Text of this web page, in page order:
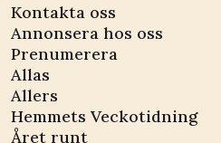
Kontakta oss
Annonsera hos oss
Prenumerera
Allas
Allers
Hemmets Veckotidning
Året runt